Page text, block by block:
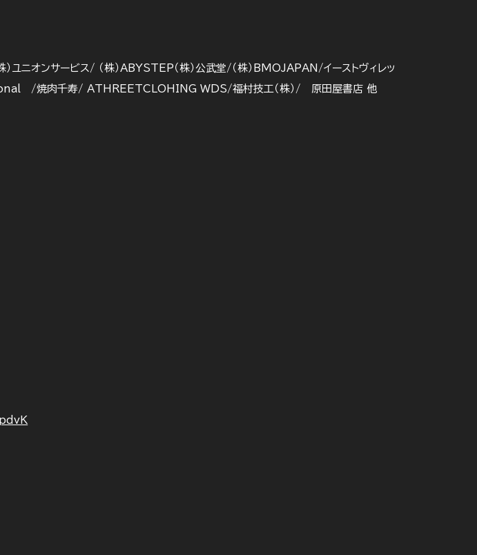
ユニオンサービス/ （株）ABYSTEP（株）公武堂/（株）BMOJAPAN/イーストヴィレッ
/焼肉千寿/ ATHREETCLOHING WDS/福村技工（株）/ 原田屋書店 他